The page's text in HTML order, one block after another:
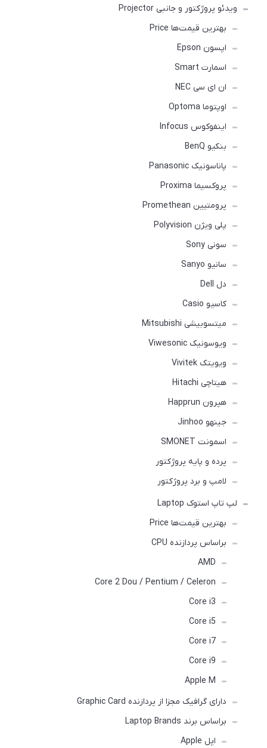
ویدئو پروژکتور و جانبی Projector
بهترین قیمت‌ها Price
اپسون Epson
اسمارت Smart
ان ای سی NEC
اوپتوما Optoma
اینفوکوس Infocus
بنکیو BenQ
پاناسونیک Panasonic
پروکسیما Proxima
پرومتیین Promethean
پلی ویژن Polyvision
سونی Sony
سانیو Sanyo
دل Dell
کاسیو Casio
میتسوبیشی Mitsubishi
ویوسونیک Viwesonic
ویویتک Vivitek
هیتاچی Hitachi
هپرون Happrun
جینهو Jinhoo
اسمونت SMONET
پرده و پایه پروژکتور
لامپ و برد پروژکتور
لپ تاپ استوک Laptop
بهترین قیمت‌ها Price
براساس پردازنده CPU
AMD
Core 2 Dou / Pentium / Celeron
Core i3
Core i5
Core i7
Core i9
Apple M
دارای گرافیک مجزا از پردازنده Graphic Card
براساس برند Laptop Brands
اپل Apple